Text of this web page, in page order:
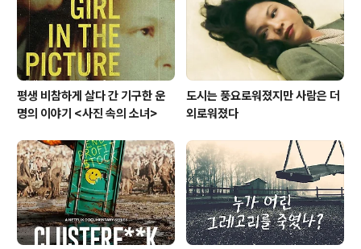
카데미용' 영화들의 개봉 일정이 예전보다 많이 늦춰진 20
21년이다. 여우주연상, 감독상, ..
평생 비참하게 살다 간 기구한 운
명의 이야기 <사진 속의 소녀>
도시는 풍요로워졌지만 사람은 더
외로워졌다